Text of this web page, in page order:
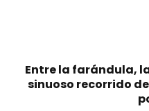
Entre la farándula,
sinuoso recorrido